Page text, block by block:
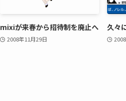
mixiが来春から招待制を廃止へ
2008年11月29日
久々